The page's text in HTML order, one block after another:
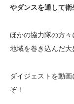
やダンスを通して
ほかの協力隊の方々
地域を巻き込んだ大
ダイジェストを動
ぞ！